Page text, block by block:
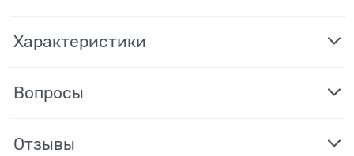
Характеристики
Вопросы
Отзывы